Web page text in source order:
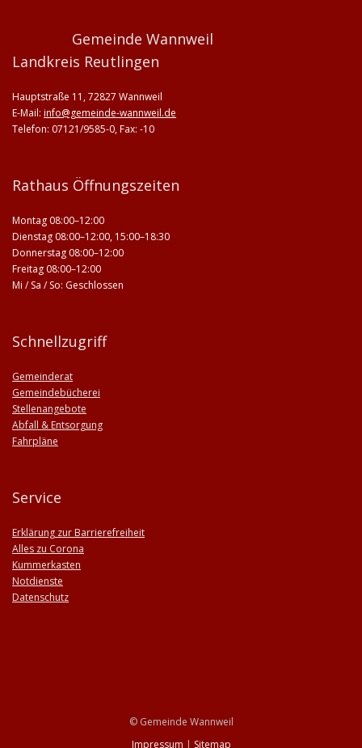
Gemeinde Wannweil
Landkreis Reutlingen
Hauptstraße 11, 72827 Wannweil
E-Mail: info@gemeinde-wannweil.de
Telefon: 07121/9585-0, Fax: -10
Rathaus Öffnungszeiten
Montag 08:00–12:00
Dienstag 08:00–12:00, 15:00–18:30
Donnerstag 08:00–12:00
Freitag 08:00–12:00
Mi / Sa / So: Geschlossen
Schnellzugriff
Gemeinderat
Gemeindebücherei
Stellenangebote
Abfall & Entsorgung
Fahrpläne
Service
Erklärung zur Barrierefreiheit
Alles zu Corona
Kummerkasten
Notdienste
Datenschutz
© Gemeinde Wannweil
Impressum | Sitemap